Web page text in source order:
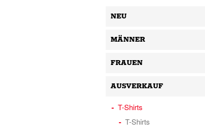
NEU
MÄNNER
FRAUEN
AUSVERKAUF
T-Shirts
T-Shirts